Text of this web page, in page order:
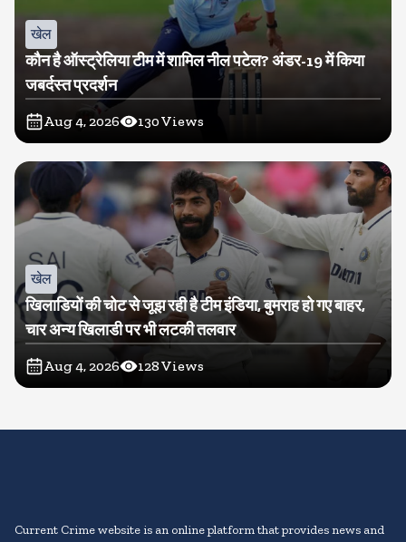
खेल
कौन है ऑस्ट्रेलिया टीम में शामिल नील पटेल? अंडर-19 में किया
जबर्दस्त प्रदर्शन
Aug 4, 2026 130Views
खेल
खिलाडियों की चोट से जूझ रही है टीम इंडिया, बुमराह हो गए बाहर,
चार अन्य खिलाडी पर भी लटकी तलवार
Aug 4, 2026 128Views
Current Crime website is an online platform that provides news and